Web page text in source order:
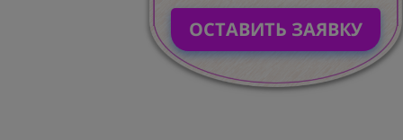
ОСТАВИТЬ ЗАЯВКУ